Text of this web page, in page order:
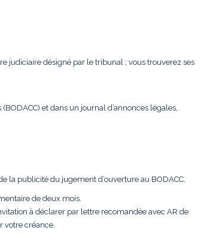
judiciaire désigné par le tribunal ; vous trouverez ses
et dans un journal d’annonces légales,
la publicité du jugement d’ouverture au BODACC.
de deux mois.
à déclarer par lettre recomandée avec AR de
votre créance.